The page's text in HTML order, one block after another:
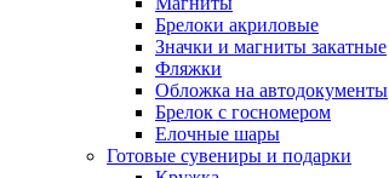
Брелоки акриловые
Значки и магниты закатные
Фляжки
Обложка на автодокументы
Брелок с госномером
Елочные шары
Готовые сувениры и подарки